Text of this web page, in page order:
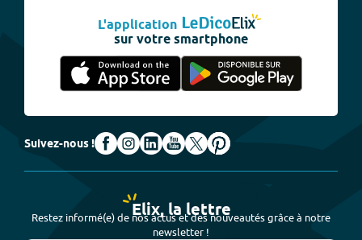
L'application
sur votre smartphone
Suivez-nous !
Elix, la lettre
Restez informé(e) de nos actus et des nouveautés grâce à notre
newsletter !